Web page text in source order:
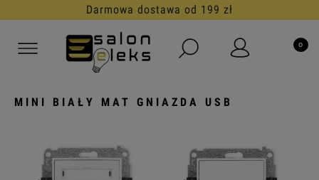
Darmowa dostawa od 199 zł
MINI BIAŁY MAT GNIAZDA USB